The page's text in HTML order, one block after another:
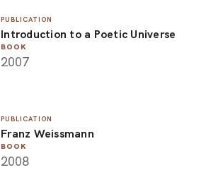
PUBLICATION
Introduction to a Poetic Universe
BOOK
2007
PUBLICATION
Franz Weissmann
BOOK
2008